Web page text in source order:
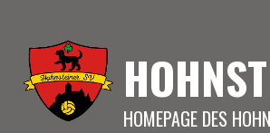
HOMEPAGE DES